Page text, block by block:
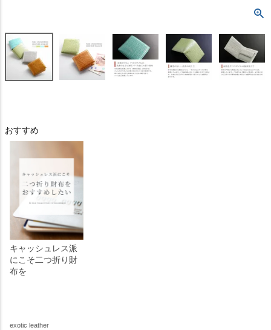
おすすめ
キャッシュレス派
にこそ二つ折り財
布を
exotic leather